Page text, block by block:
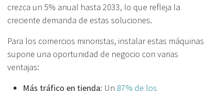
crezca un 5% anual hasta 2033, lo que refleja la
creciente demanda de estas soluciones.
Para los comercios minoristas, instalar estas máquinas
supone una oportunidad de negocio con varias
ventajas:
Más tráfico en tienda: Un 87% de los